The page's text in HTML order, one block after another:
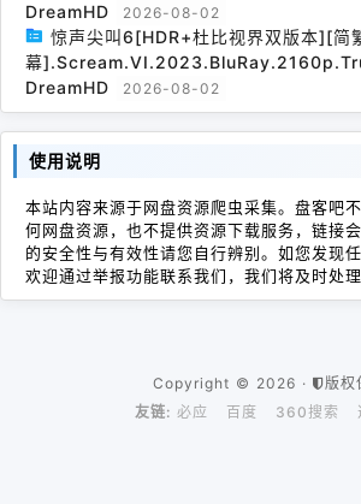
DreamHD
2026-08-02
惊声尖叫6[HDR+杜比视界双版本][简
幕
DreamHD
2026-08-02
使用说明
本站内容来源于网盘资源爬虫采集。盘客吧
何网盘资源，也不提供资源下载服务，链接
的安全性与有效性请您自行辨别。如您发现
欢迎通过举报功能联系我们，我们将及时处理
Copyright © 2026 ·
版权
友链: 必应 百度 360搜索